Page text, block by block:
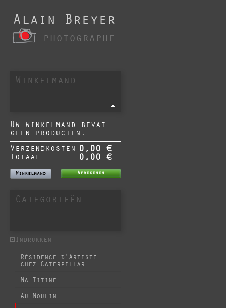
Alain Breyer
photographe
Winkelmand
Uw winkelmand bevat
geen producten.
Verzendkosten 0,00 €
Totaal 0,00 €
Winkelmand Afrekenen
Categorieën
Indrukken
Résidence d'Artiste
chez Caterpillar
Ma Titine
Au Moulin